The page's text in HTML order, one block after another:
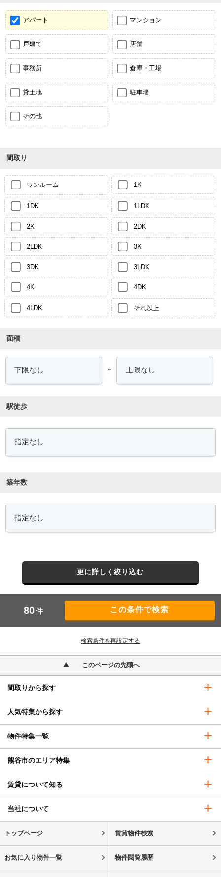
アパート マンション
戸建て 店舗
事務所 倉庫・工場
貸土地 駐車場
その他
間取り
ワンルーム 1K
1DK 1LDK
2K 2DK
2LDK 3K
3DK 3LDK
4K 4DK
4LDK それ以上
面積
～
駅徒歩
築年数
更に詳しく絞り込む
80件
検索条件を再設定する
このページの先頭へ
間取りから探す
人気特集から探す
物件特集一覧
熊谷市のエリア特集
賃貸について知る
当社について
トップページ 賃貸物件検索
お気に入り物件一覧 物件閲覧履歴